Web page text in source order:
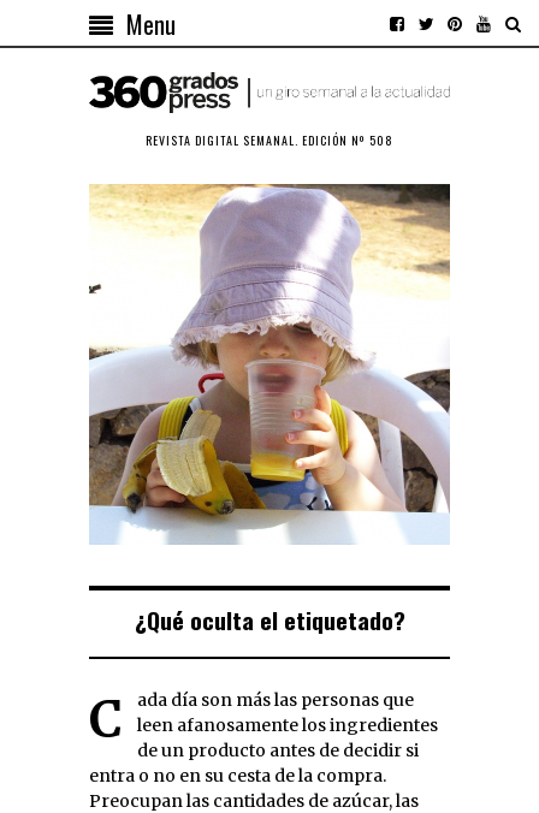
Menu
REVISTA DIGITAL SEMANAL. EDICIÓN Nº 508
¿Qué oculta el etiquetado?
Cada día son más las personas que
leen afanosamente los ingredientes
de un producto antes de decidir si
entra o no en su cesta de la compra.
Preocupan las cantidades de azúcar, las